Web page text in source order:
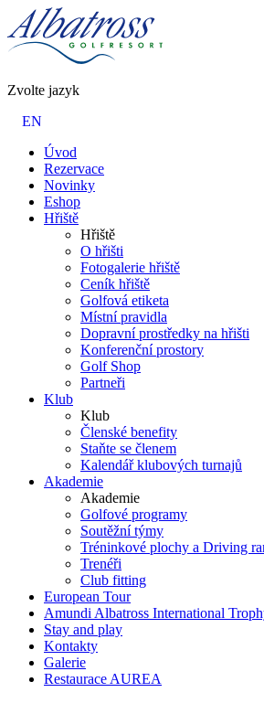
Zvolte jazyk
EN
Úvod
Rezervace
Novinky
Eshop
Hřiště
Hřiště
O hřišti
Fotogalerie hřiště
Ceník hřiště
Golfová etiketa
Místní pravidla
Dopravní prostředky na hřišti
Konferenční prostory
Golf Shop
Partneři
Klub
Klub
Členské benefity
Staňte se členem
Kalendář klubových turnajů
Akademie
Akademie
Golfové programy
Soutěžní týmy
Tréninkové plochy a Driving
Trenéři
Club fitting
European Tour
Amundi Albatross International
Stay and play
Kontakty
Galerie
Restaurace AUREA